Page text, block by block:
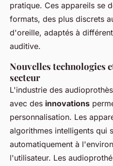
pratique. Ces appareils se
formats, des plus discrets
d'oreille, adaptés à
auditive.
Nouvelles technologies
secteur
L'industrie des
avec des innovations
personnalisation. Les
algorithmes intelligents qui
automatiquement à
l'utilisateur. Les